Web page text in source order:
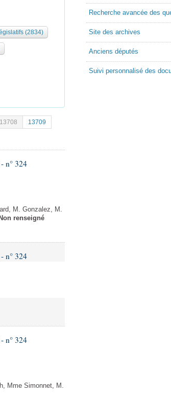
(2834)
13708
13709
n° 324
M. Gonzalez, M.
Non renseigné
n° 324
n° 324
Mme Simonnet, M.
Recherche avancée des
Site des archives
Anciens députés
Suivi personnalisé des